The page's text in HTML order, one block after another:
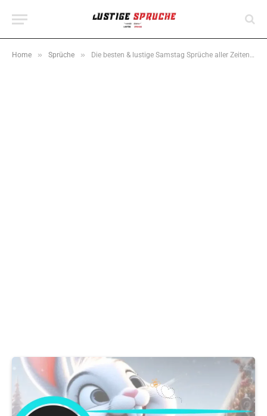
Home » Sprüche » Die besten & lustige Samstag Sprüche aller Zeiten